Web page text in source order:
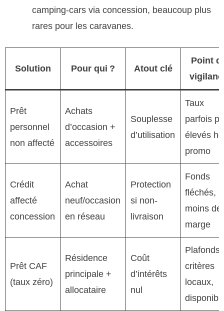
camping-cars via concession, beaucoup plus
rares pour les caravanes.
Solution Pour qui ? Atout clé
Point
Prêt
personnel
non affecté
Achats
d’occasion +
accessoires
Souplesse
d’utilisation
Taux
parfois
élevés
promo
Crédit
affecté
concession
Achat
neuf/occasion
en réseau
Protection
si non-
livraison
Fonds
fléchés,
moins de
marge
Prêt CAF
(taux zéro)
Résidence
principale +
allocataire
Coût
d’intérêts
nul
Plafonds,
critères
locaux,